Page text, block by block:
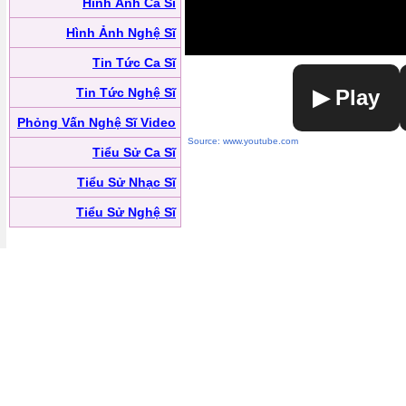
Hình Ảnh Nghệ Sĩ
Tin Tức Ca Sĩ
Tin Tức Nghệ Sĩ
Phỏng Vấn Nghệ Sĩ Video
Tiểu Sử Ca Sĩ
Tiểu Sử Nhạc Sĩ
Tiểu Sử Nghệ Sĩ
▶ Play
Source: www.youtube.com